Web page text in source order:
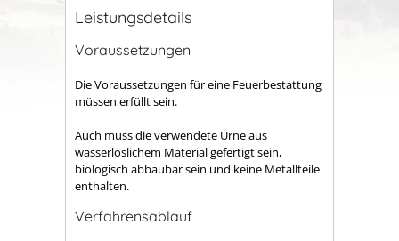
Leistungsdetails
Voraussetzungen
Die Voraussetzungen für eine Feuerbestattung
müssen erfüllt sein.
Auch muss die verwendete Urne aus
wasserlöslichem Material gefertigt sein,
biologisch abbaubar sein und keine Metallteile
enthalten.
Verfahrensablauf